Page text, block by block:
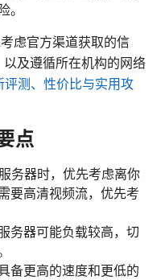
。
虑官方渠道获取的信
及遵循所在机构的网络
测、性价比与实用攻
点
务器时，优先考虑离你
要高清视频流，优先考
务器可能负载较高，切
备更高的速度和更低的